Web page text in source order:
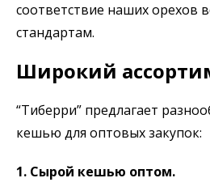
соответствие наших орехов
стандартам.
Широкий
“Тиберри” предлагает
кешью для оптовых закупок:
1. Сырой кешью оптом.